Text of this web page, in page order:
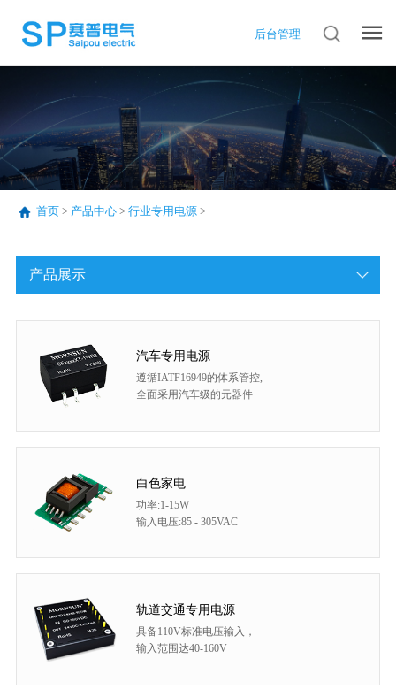
后台管理
首页> 产品中心> 行业专用电源>
产品展示
汽车专用电源
遵循IATF16949的体系管控,
全面采用汽车级的元器件
白色家电
功率:1-15W
输入电压:85 - 305VAC
轨道交通专用电源
具备110V标准电压输入，
输入范围达40-160V